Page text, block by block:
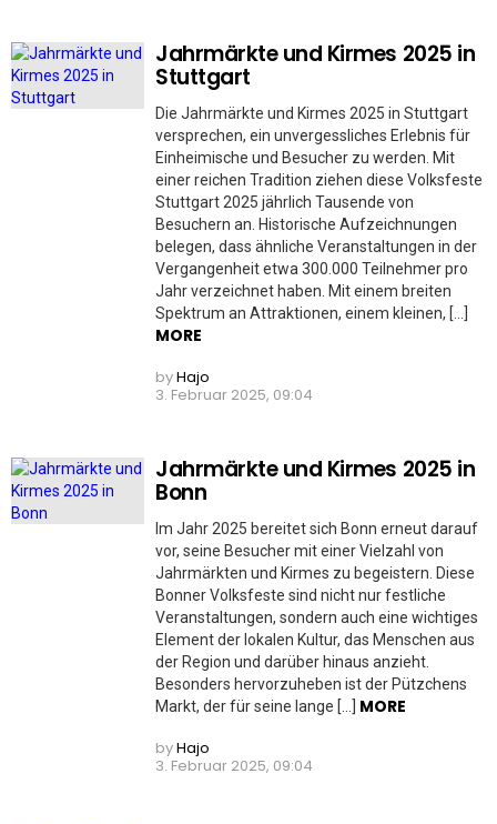
Jahrmärkte und Kirmes 2025 in
Stuttgart
Die Jahrmärkte und Kirmes 2025 in Stuttgart
versprechen, ein unvergessliches Erlebnis für
Einheimische und Besucher zu werden. Mit
einer reichen Tradition ziehen diese Volksfeste
Stuttgart 2025 jährlich Tausende von
Besuchern an. Historische Aufzeichnungen
belegen, dass ähnliche Veranstaltungen in der
Vergangenheit etwa 300.000 Teilnehmer pro
Jahr verzeichnet haben. Mit einem breiten
Spektrum an Attraktionen, einem kleinen, […]
MORE
byHajo
3. Februar 2025, 09:04
Jahrmärkte und Kirmes 2025 in
Bonn
Im Jahr 2025 bereitet sich Bonn erneut darauf
vor, seine Besucher mit einer Vielzahl von
Jahrmärkten und Kirmes zu begeistern. Diese
Bonner Volksfeste sind nicht nur festliche
Veranstaltungen, sondern auch eine wichtiges
Element der lokalen Kultur, das Menschen aus
der Region und darüber hinaus anzieht.
Besonders hervorzuheben ist der Pützchens
Markt, der für seine lange […] MORE
byHajo
3. Februar 2025, 09:04